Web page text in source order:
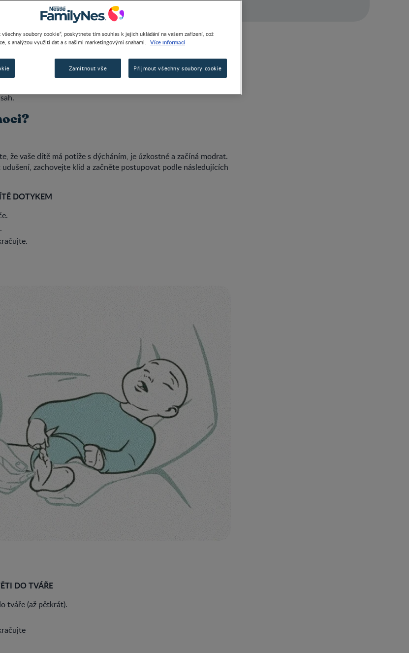
ji rozpoznat?
vzduchu dýchacími cestami. Může vést k bezvědomí a zástavě srdce,
že vaše dítě má potíže s dýcháním, je úzkostné a začíná modrat.
zachovejte klid a začněte postupovat podle následujících
DOTYKEM
DO TVÁŘE
tváře (až pětkrát).
soubory cookie“, poskytnete tím souhlas k jejich ukládání na vašem zařízení, což
s analýzou využití dat a s našimi marketingovými snahami.
Více informací
Zamítnout vše Přijmout všechny soubory cookie